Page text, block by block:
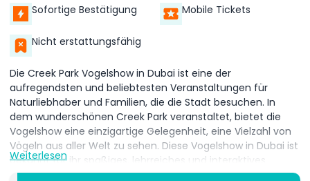
Sofortige Bestätigung
Mobile Tickets
Nicht erstattungsfähig
Die Creek Park Vogelshow in Dubai ist eine der
aufregendsten und beliebtesten Veranstaltungen für
Naturliebhaber und Familien, die die Stadt besuchen. In
dem wunderschönen Creek Park veranstaltet, bietet die
Vogelshow eine einzigartige Gelegenheit, eine Vielzahl von
Vögeln aus aller Welt zu sehen. Diese Vogelshow in Dubai ist
bekannt für ihr spaßiges, lehrreiches und interaktives
Erlebnis und ist somit eine Attraktion, die man bei einem
Weiterlesen